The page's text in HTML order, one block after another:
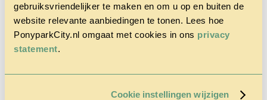
gebruiksvriendelijker te maken en om u op en buiten de
website relevante aanbiedingen te tonen. Lees hoe
PonyparkCity.nl omgaat met cookies in ons privacy
statement.
Cookie instellingen wijzigen